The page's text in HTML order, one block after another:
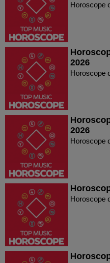
Horoscope
2026
Horoscope
2026
Horoscope
Horoscope